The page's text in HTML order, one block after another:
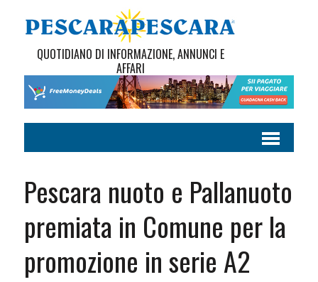
QUOTIDIANO DI INFORMAZIONE, ANNUNCI E
AFFARI
Pescara nuoto e Pallanuoto
premiata in Comune per la
promozione in serie A2